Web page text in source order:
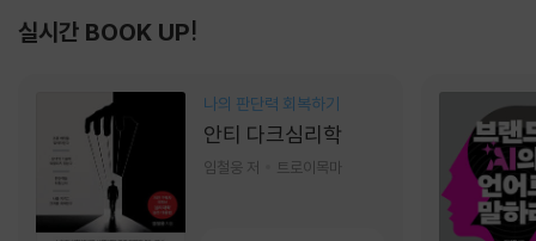
실시간 BOOK UP!
나의 판단력 회복하기
안티 다크심리학
임철웅 저 트로이목마